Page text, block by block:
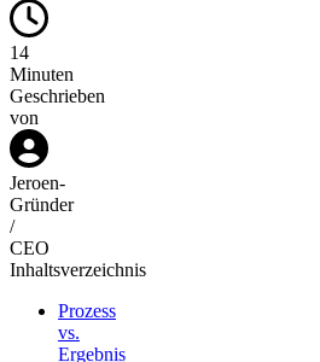
14
Minuten
Geschrieben
von
Jeroen-
Gründer
/
CEO
Inhaltsverzeichnis
Prozess
vs.
Ergebnis